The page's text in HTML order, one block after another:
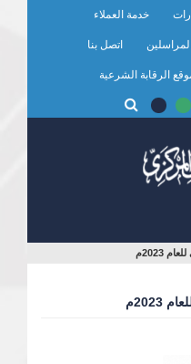
خدمة العملاء
المراسلين اتصل بنا
الرقابة الشرعية
2023م